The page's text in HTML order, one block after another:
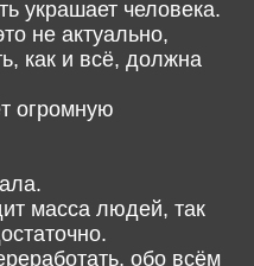
украшает человека.
не актуально,
как и всё, должна
огромную
масса людей, так
обо всём